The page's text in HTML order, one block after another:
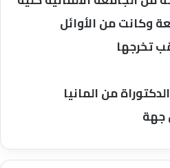
وكانت من الأوائل
تخرجها
من المانيا
جهة